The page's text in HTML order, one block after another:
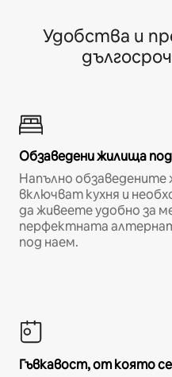
Удобства и
Обзаведени жилища
Напълно
включват кухня и
да живеете удобно за
перфектната
под наем.
Гъвкавост, от която